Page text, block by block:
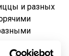
и разных